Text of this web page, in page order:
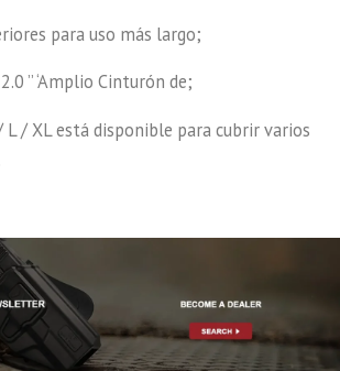
para uso más largo;
” ‘Amplio Cinturón de;
/ XL está disponible para cubrir varios